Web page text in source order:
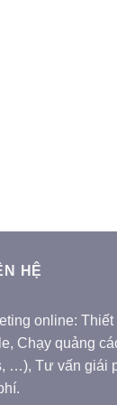
HỆ
online:
Chạy quảng
…), Tư vấn giái